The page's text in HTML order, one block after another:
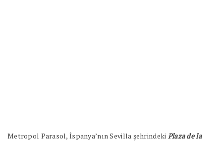
Metropol Parasol, İspanya’nın Sevilla şehrindeki Plaza de la